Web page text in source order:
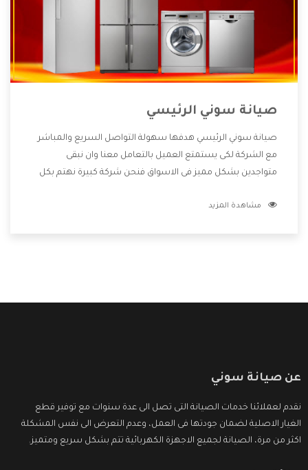
صيانة سوني الرئيسي
صيانة سوني الرئيسي هدفها سهولة التواصل السريع والمباشر
مع الشركة لكى يستمتع العميل بالتعامل معنا وان نبقى
متواجدين بشكل مميز فى الاسواق فنحن شركة كبيرة نهتم بكل
الشركة بها والتى تكون منها خدمة الصيانة التى تكون من أهم
مشاهدة المزيد
عن صيانة سوني
نقدم لعملائنا خدمات الصيانة التى تصل الى عدة سنوات مع توفير قطع
الغيار الاصلية لضمان جودتها فى العمل، وعدم التعرض الى نفس المشكلة
اكثر من مرة، الصيانة لجميع الاجهزة الكهربائية تتم بشكل سريع ومتميز.